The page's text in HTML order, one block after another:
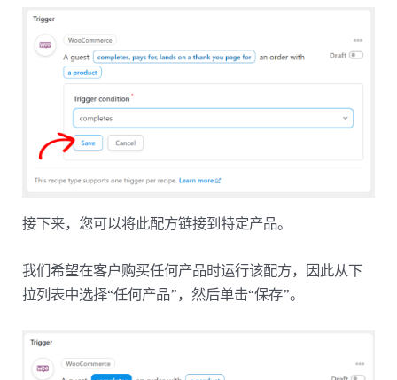
接下来，您可以将此配方链接到特定产品。
我们希望在客户购买任何产品时运行该配方，因此从下
拉列表中选择“任何产品”，然后单击“保存”。